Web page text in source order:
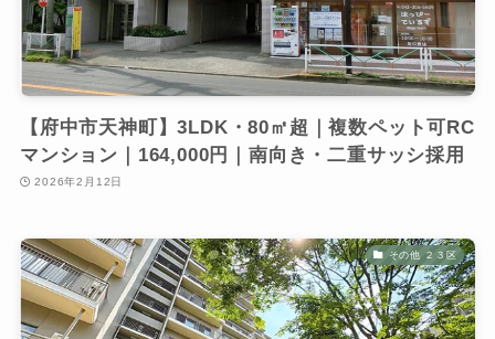
【府中市天神町】3LDK・80㎡超｜複数ペット可RC
マンション｜164,000円｜南向き・二重サッシ採用
2026年2月12日
その他 ２３区